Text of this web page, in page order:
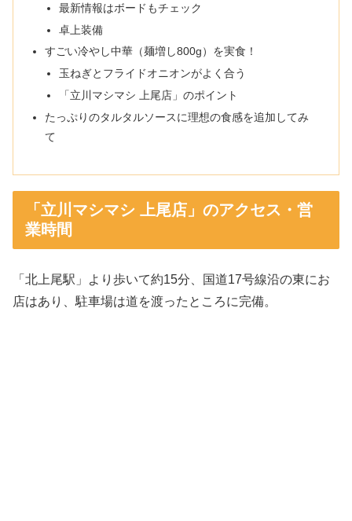
最新情報はボードもチェック
卓上装備
すごい冷やし中華（麺増し800g）を実食！
玉ねぎとフライドオニオンがよく合う
「立川マシマシ 上尾店」のポイント
たっぷりのタルタルソースに理想の食感を追加してみ
て
「立川マシマシ 上尾店」のアクセス・営
業時間
「北上尾駅」より歩いて約15分、国道17号線沿の東にお
店はあり、駐車場は道を渡ったところに完備。